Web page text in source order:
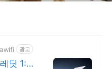
광고
딧 1:1